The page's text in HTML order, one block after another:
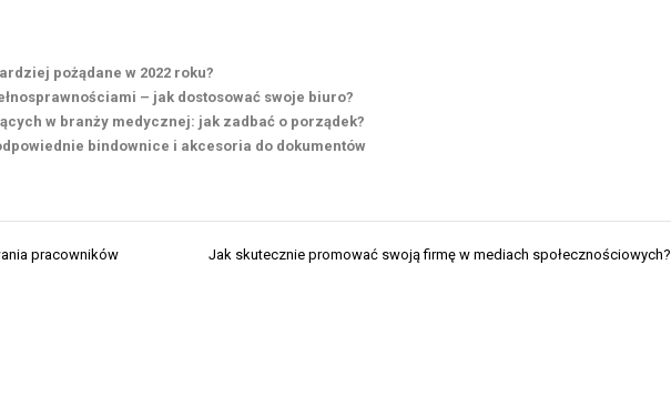
pożądane w 2022 roku?
– jak dostosować swoje biuro?
w branży medycznej: jak zadbać o porządek?
bindownice i akcesoria do dokumentów
pracowników Jak skutecznie promować swoją firmę w mediach społecznościowych?